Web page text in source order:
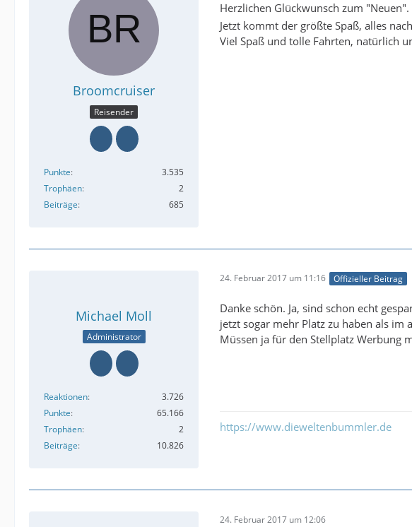
Broomcruiser
Reisender
Punkte
3.535
Trophäen
2
Beiträge
685
Herzlichen Glückwunsch zum "Neuen".
Jetzt kommt der größte Spaß, alles
Viel Spaß und tolle Fahrten, natürlich
Michael Moll
Administrator
Reaktionen
3.726
Punkte
65.166
Trophäen
2
Beiträge
10.826
24. Februar 2017 um 11:16 Offizieller Beitrag
Danke schön. Ja, sind schon echt
jetzt sogar mehr Platz zu haben als im
Müssen ja für den Stellplatz Werbung
https://www.dieweltenbummler.de
24. Februar 2017 um 12:06